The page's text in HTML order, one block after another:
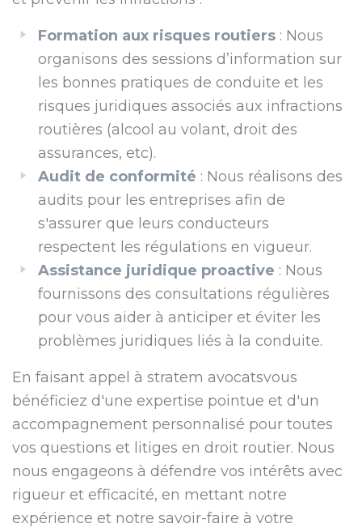
Formation aux risques routiers : Nous
organisons des sessions d’information sur
les bonnes pratiques de conduite et les
risques juridiques associés aux infractions
routières (alcool au volant, droit des
assurances, etc).
Audit de conformité : Nous réalisons des
audits pour les entreprises afin de
s'assurer que leurs conducteurs
respectent les régulations en vigueur.
Assistance juridique proactive : Nous
fournissons des consultations régulières
pour vous aider à anticiper et éviter les
problèmes juridiques liés à la conduite.
En faisant appel à stratem avocatsvous
bénéficiez d'une expertise pointue et d'un
accompagnement personnalisé pour toutes
vos questions et litiges en droit routier. Nous
nous engageons à défendre vos intérêts avec
rigueur et efficacité, en mettant notre
expérience et notre savoir-faire à votre